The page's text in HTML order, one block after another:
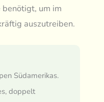
benötigt, um im
auszutreiben.
Südamerikas.
doppelt